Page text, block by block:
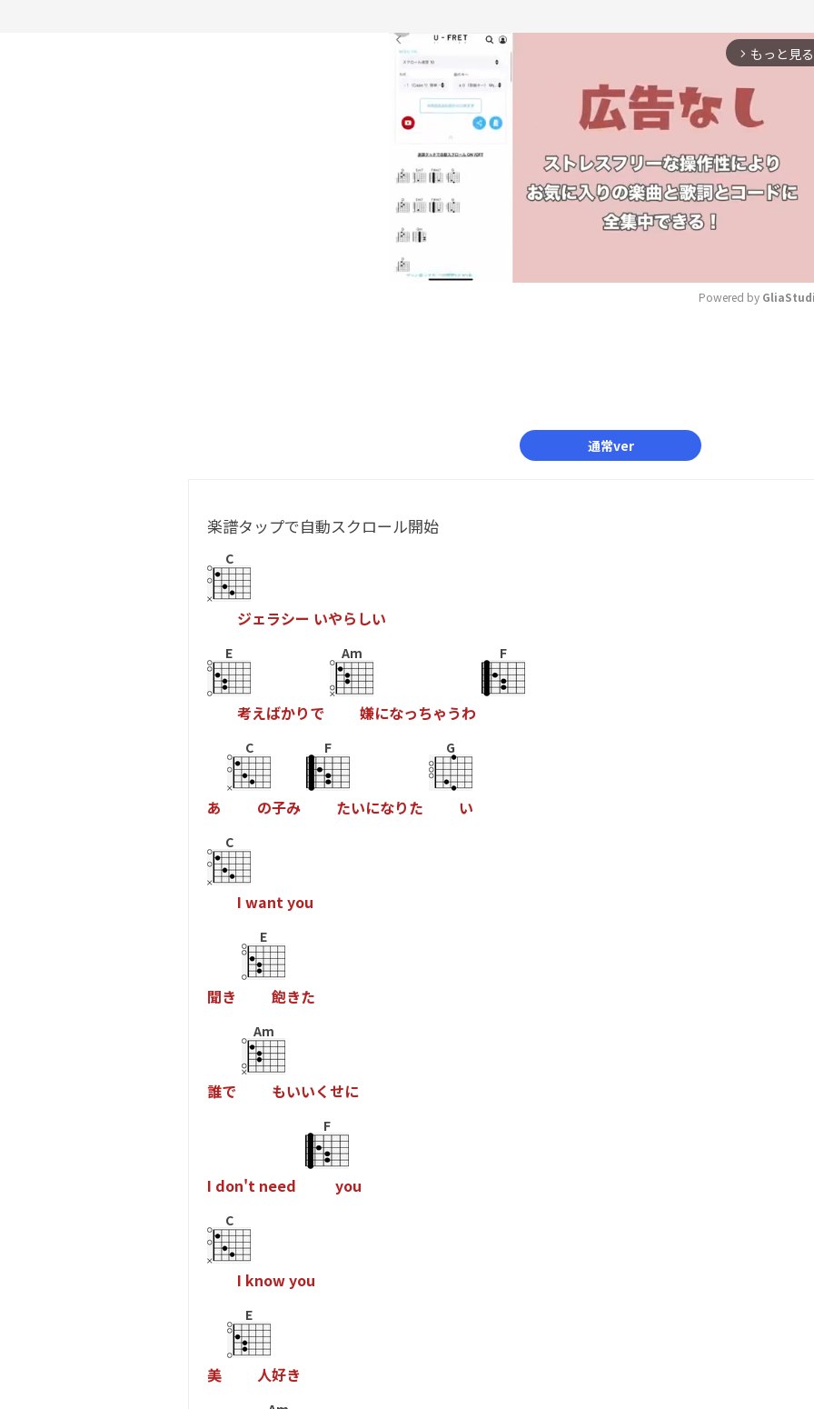
arrow_forward_ios もっと見る
Powered by
通常ver
楽譜タップで自動スクロール開始
C
ジェラシー いやら しい
E
考えばかりで
Am
嫌になっちゃうわ
F
あ
C
の子み
F
たいになりた
G
い
C
I wantyou
聞き
E
飽きた
誰で
Am
もいいくせに
I don't need
F
you
C
I knowyou
美
E
人好き